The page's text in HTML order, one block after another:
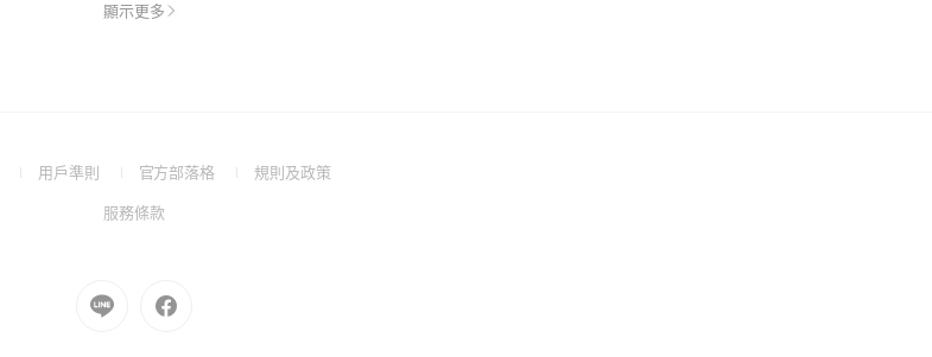
顯示更多
(Open用戶準則
(Open
a
官方部落格
(Open規則及政策(Open
服務條款(Open
window)
Go
to
Go
to